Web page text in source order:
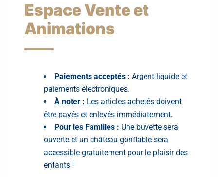
Espace Vente et
Animations
Paiements acceptés : Argent liquide et
paiements électroniques.
À noter : Les articles achetés doivent
être payés et enlevés immédiatement.
Pour les Familles : Une buvette sera
ouverte et un château gonflable sera
accessible gratuitement pour le plaisir des
enfants !